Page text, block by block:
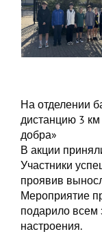
На отделении
дистанцию 3
добра»
В акции
Участники
проявив
Мероприятие
подарило всем
настроения.